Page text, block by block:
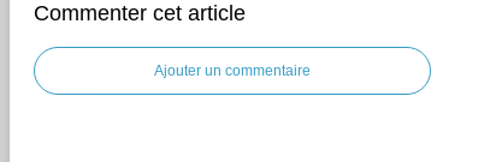
Commenter cet article
Ajouter un commentaire